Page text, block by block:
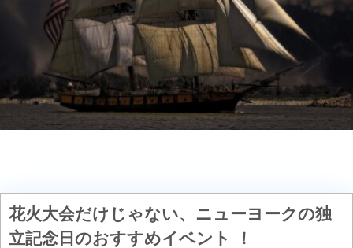
花火大会だけじゃない、 ニューヨークの独
立記念日のおすすめイベント
！